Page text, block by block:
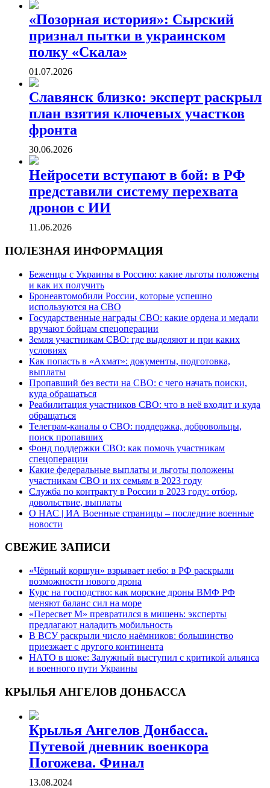
«Позорная история»: Сырский
признал пытки в украинском
полку «Скала»
01.07.2026
Славянск близко: эксперт раскрыл
план взятия ключевых участков
фронта
30.06.2026
Нейросети вступают в бой: в РФ
представили систему перехвата
дронов с ИИ
11.06.2026
ПОЛЕЗНАЯ ИНФОРМАЦИЯ
Беженцы с Украины в Россию: какие льготы положены
и как их получить
Бронеавтомобили России, которые успешно
используются на СВО
Государственные награды СВО: какие ордена и медали
вручают бойцам спецоперации
Земля участникам СВО: где выделяют и при каких
условиях
Как попасть в «Ахмат»: документы, подготовка,
выплаты
Пропавший без вести на СВО: с чего начать поиски,
куда обращаться
Реабилитация участников СВО: что в неё входит и куда
обращаться
Телеграм-каналы о СВО: поддержка, добровольцы,
поиск пропавших
Фонд поддержки СВО: как помочь участникам
спецоперации
Какие федеральные выплаты и льготы положены
участникам СВО и их семьям в 2023 году
Служба по контракту в России в 2023 году: отбор,
довольствие, выплаты
О НАС | ИА Военные страницы – последние военные
новости
СВЕЖИЕ ЗАПИСИ
«Чёрный коршун» взрывает небо: в РФ раскрыли
возможности нового дрона
Курс на господство: как морские дроны ВМФ РФ
меняют баланс сил на море
«Пересвет М» превратился в мишень: эксперты
предлагают наладить мобильность
В ВСУ раскрыли число наёмников: большинство
приезжает с другого континента
НАТО в шоке: Залужный выступил с критикой альянса
и военного пути Украины
КРЫЛЬЯ АНГЕЛОВ ДОНБАССА
Крылья Ангелов Донбасса.
Путевой дневник военкора
Погожева. Финал
13.08.2024